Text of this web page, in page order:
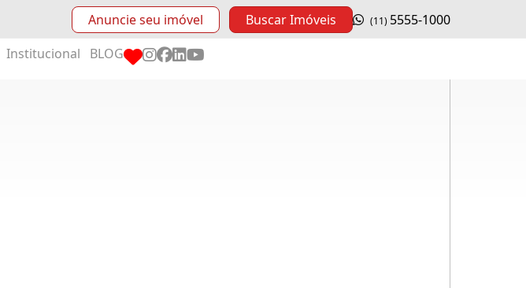
Anuncie seu imóvel Buscar Imóveis (11) 5555-1000
Institucional BLOG